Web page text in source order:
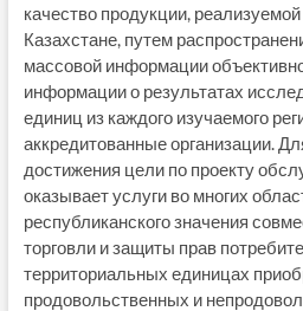
качество продукции,
Казахстане, путем
массовой информации
информации о результатах
единиц из каждого изучаемого
аккредитованные организации.
достижения цели по проекту
оказывает услуги во многих
республиканского значения
торговли и защиты прав
территориальных единицах
продовольственных и